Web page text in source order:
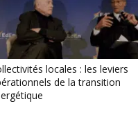
locales : les leviers
de la transition